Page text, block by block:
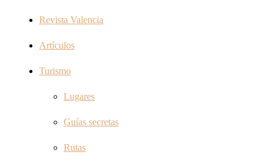
Revista Valencia
Artículos
Turismo
Lugares
Guías secretas
Rutas